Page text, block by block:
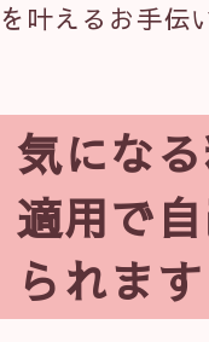
を叶えるお手伝
気にな
適用で
られます